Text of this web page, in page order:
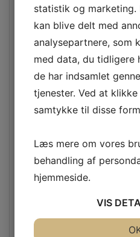
januar 2026
oktober 2025
juli 2025
februar 2025
december 2024
statistik og marketing.
kan blive delt med
analysepartnere, som
med data, du tidligere
de har indsamlet
tjenester. Ved at
samtykke til disse
Læs mere om vores
behandling af
hjemmeside.
VIS